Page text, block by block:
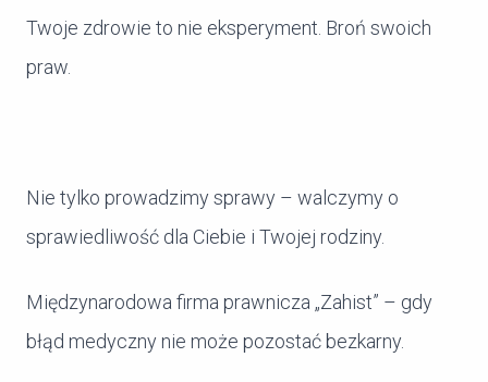
Twoje zdrowie to nie eksperyment. Broń swoich
praw.
Nie tylko prowadzimy sprawy – walczymy o
sprawiedliwość dla Ciebie i Twojej rodziny.
Międzynarodowa firma prawnicza „Zahist” – gdy
błąd medyczny nie może pozostać bezkarny.